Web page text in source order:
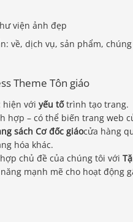
viện ảnh đẹp
về, dịch vụ, sản phẩm,
Theme Tôn giáo
hiện với yếu tốtrình tạo trang.
hợp – có thể biến trang web
sách Cơ đốc giáocửa hàng
hóa khác.
chủ đề của chúng tôi với
mạnh mẽ cho hoạt động